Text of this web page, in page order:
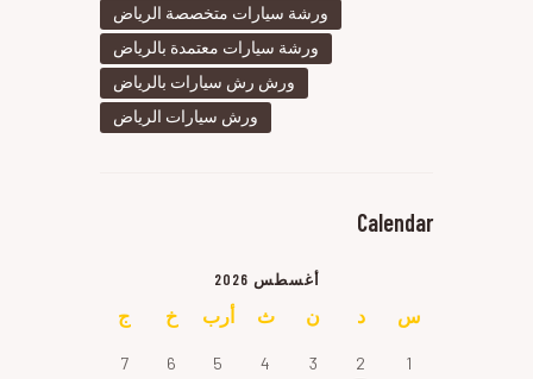
ورشة سيارات متخصصة الرياض
ورشة سيارات معتمدة بالرياض
ورش رش سيارات بالرياض
ورش سيارات الرياض
Calendar
أغسطس 2026
س د ن ث أرب خ ج
1
2
3
4
5
6
7